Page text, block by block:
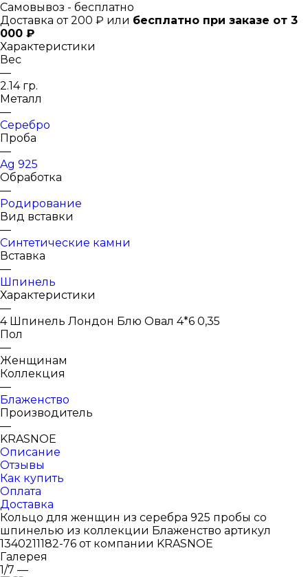
Самовывоз - бесплатно
Доставка от 200 ₽ или бесплатно при заказе от 3
000 ₽
Характеристики
Вес
—
2.14 гр.
Металл
—
Серебро
Проба
—
Ag 925
Обработка
—
Родирование
Вид вставки
—
Синтетические камни
Вставка
—
Шпинель
Характеристики
—
4 Шпинель Лондон Блю Овал 4*6 0,35
Пол
—
Женщинам
Коллекция
—
Блаженство
Производитель
—
KRASNOE
Описание
Отзывы
Как купить
Оплата
Доставка
Кольцо для женщин из серебра 925 пробы со
шпинелью из коллекции Блаженство артикул
1340211182-76 от компании KRASNOE
Галерея
1/7 —